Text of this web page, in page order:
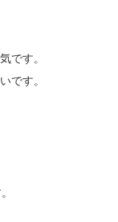
です。
です。